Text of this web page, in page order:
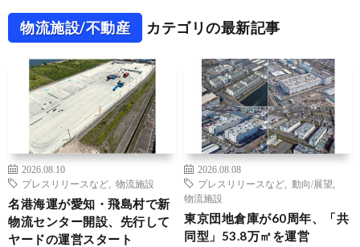
物流施設/不動産 カテゴリの最新記事
2026.08.10
プレスリリースなど
物流施設
名港海運が愛知・飛島村で新
物流センター開設、先行して
ヤードの運営スタート
2026.08.08
プレスリリースなど
動向/展望
物流施設
東京団地倉庫が60周年、「共
同型」53.8万㎡を運営